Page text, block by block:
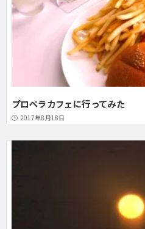
プロペラカフェに行ってみた
2017年8月18日